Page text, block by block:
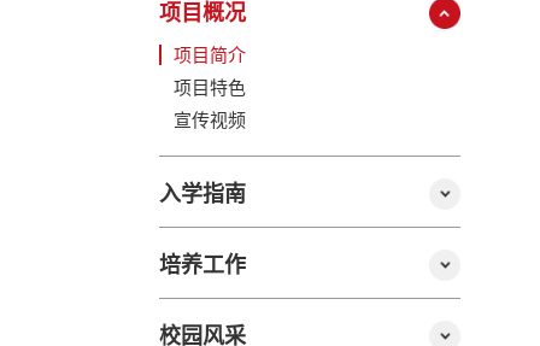
项目概况
项目简介
项目特色
宣传视频
入学指南
培养工作
校园风采